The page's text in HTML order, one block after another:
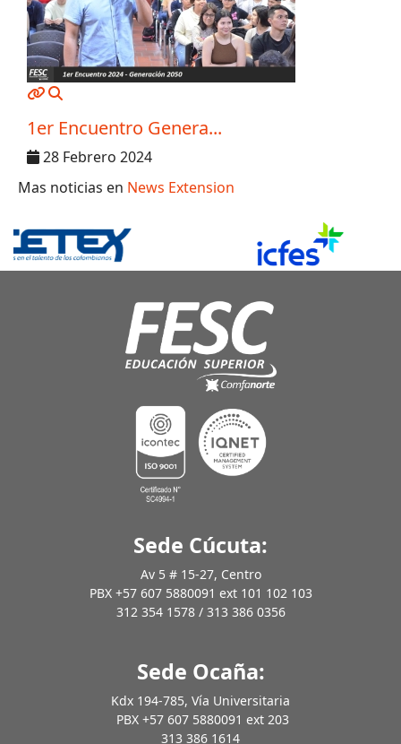
MOD_JTCS_VIEW_ARTICLE_LINK
1er Encuentro Genera...
28 Febrero 2024
Mas noticias en News Extension
Sede Cúcuta:
Av 5 # 15-27, Centro
PBX +57 607 5880091 ext 101 102 103
312 354 1578 / 313 386 0356
Sede Ocaña:
Kdx 194-785, Vía Universitaria
PBX +57 607 5880091 ext 203
313 386 1614